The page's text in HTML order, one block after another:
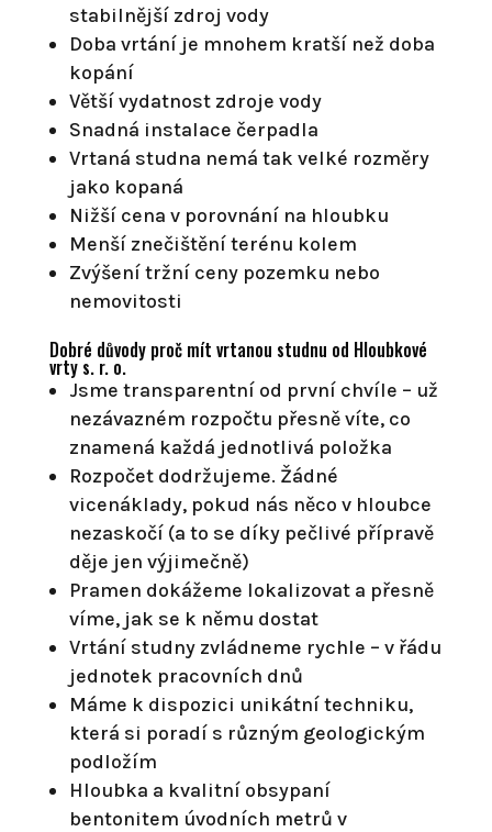
stabilnější zdroj vody
Doba vrtání je mnohem kratší než doba
kopání
Větší vydatnost zdroje vody
Snadná instalace čerpadla
Vrtaná studna nemá tak velké rozměry
jako kopaná
Nižší cena v porovnání na hloubku
Menší znečištění terénu kolem
Zvýšení tržní ceny pozemku nebo
nemovitosti
Dobré důvody proč mít vrtanou studnu od Hloubkové
vrty s. r. o.
Jsme transparentní od první chvíle – už
nezávazném rozpočtu přesně víte, co
znamená každá jednotlivá položka
Rozpočet dodržujeme. Žádné
vicenáklady, pokud nás něco v hloubce
nezaskočí (a to se díky pečlivé přípravě
děje jen výjimečně)
Pramen dokážeme lokalizovat a přesně
víme, jak se k němu dostat
Vrtání studny zvládneme rychle – v řádu
jednotek pracovních dnů
Máme k dispozici unikátní techniku,
která si poradí s různým geologickým
podložím
Hloubka a kvalitní obsypaní
bentonitem úvodních metrů v